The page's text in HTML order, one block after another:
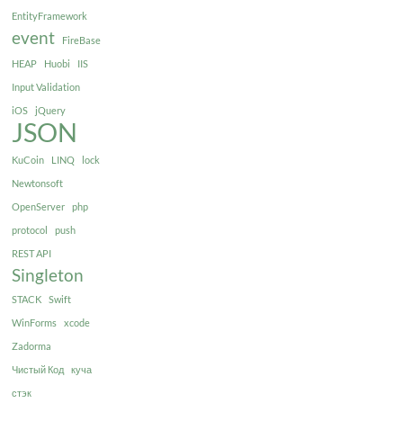
EntityFramework
event
FireBase
HEAP
Huobi
IIS
Input Validation
iOS
jQuery
JSON
KuCoin LINQ
lock
Newtonsoft
OpenServer
php
protocol
push
REST API
Singleton
STACK
Swift
WinForms
xcode
Zadorma
Чистый Код
куча
стэк